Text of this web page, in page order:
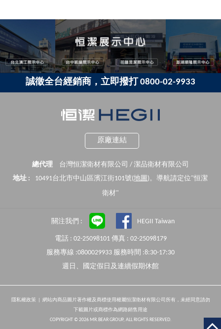
誠徵全台經銷商，立即撥打 0800-02-9933
原廠連結
總代理
台灣恒潔衛材有限公司 / 潔品衛材有限公司
地址 :
10491台北市中山區濱江街101號(地圖 )。導航請定位"恒潔
衛材"
關注我們 : HEGII Taiwan
電話 : 02-25098101 傳真 : 02-25098179
服務專線 :0800029933 服務時間 :8:30-17:30
週日、國定假日及連續假期休館
隱私權政策 | 網站內商品圖片著作權及商標使用權屬恒潔衛材有限公司所有，未經同意請勿
下載圖片或商標作為網路銷售用途
COPYRIGHT © 2026 MR.BEAR GROUP, ALL RIGHTS RESERVED.